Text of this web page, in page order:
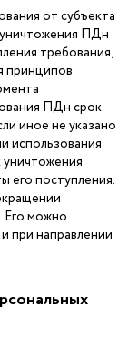
от субъекта
ПДн
требования,
принципов
ПДн срок
иное не указано
использования
уничтожения
его поступления.
Его можно
при направлении